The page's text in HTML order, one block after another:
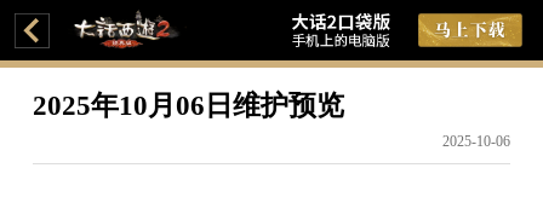
2025年10月06日维护预览
2025-10-06